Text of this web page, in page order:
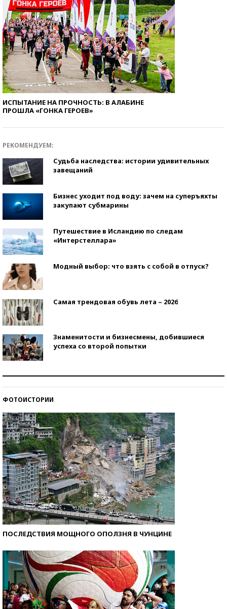
ИСПЫТАНИЕ НА ПРОЧНОСТЬ: В АЛАБИНЕ
ПРОШЛА «ГОНКА ГЕРОЕВ»
РЕКОМЕНДУЕМ:
Судьба наследства: истории удивительных
завещаний
Бизнес уходит под воду: зачем на суперъяхты
закупают субмарины
Путешествие в Исландию по следам
«Интерстеллара»
Модный выбор: что взять с собой в отпуск?
Самая трендовая обувь лета – 2026
Знаменитости и бизнесмены, добившиеся
успеха со второй попытки
ФОТОИСТОРИИ
ПОСЛЕДСТВИЯ МОЩНОГО ОПОЛЗНЯ В ЧУНЦИНЕ